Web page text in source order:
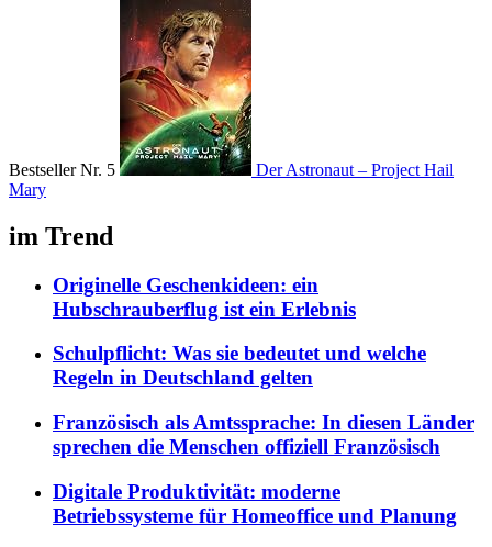
Bestseller Nr. 5
Der Astronaut – Project Hail
Mary
im Trend
Originelle Geschenkideen: ein
Hubschrauberflug ist ein Erlebnis
Schulpflicht: Was sie bedeutet und welche
Regeln in Deutschland gelten
Französisch als Amtssprache: In diesen Länder
sprechen die Menschen offiziell Französisch
Digitale Produktivität: moderne
Betriebssysteme für Homeoffice und Planung